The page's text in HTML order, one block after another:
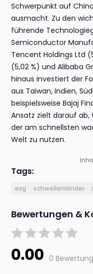
Schwerpunkt auf
ausmacht. Zu den
führende
Semiconductor
Tencent Holdings Ltd
(5,02 %) und Alibaba
hinaus investiert der
aus Taiwan, Indien,
beispielsweise Bajaj
Ansatz zielt darauf
der am schnellsten
Welt zu nutzen.
Tags:
esg schwellenländer
Bewertungen &
0.00 0